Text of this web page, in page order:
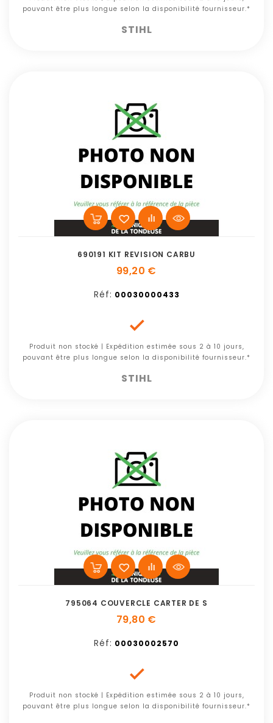
pouvant être plus longue selon la disponibilité fournisseur.*
STIHL
690191 KIT REVISION CARBU
99,20 €
Réf: 00030000433

Produit non stocké | Expédition estimée sous 2 à 10 jours,
pouvant être plus longue selon la disponibilité fournisseur.*
STIHL
795064 COUVERCLE CARTER DE S
79,80 €
Réf: 00030002570

Produit non stocké | Expédition estimée sous 2 à 10 jours,
pouvant être plus longue selon la disponibilité fournisseur.*